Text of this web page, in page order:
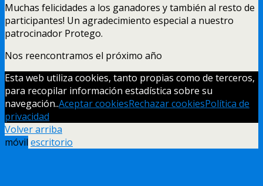
Muchas felicidades a los ganadores y también al resto de
participantes! Un agradecimiento especial a nuestro
patrocinador Protego.
Nos reencontramos el próximo año
Esta web utiliza cookies, tanto propias como de terceros,
para recopilar información estadística sobre su
navegación..Aceptar cookiesRechazar cookiesPolítica de
privacidad
Volver arriba
móvil escritorio